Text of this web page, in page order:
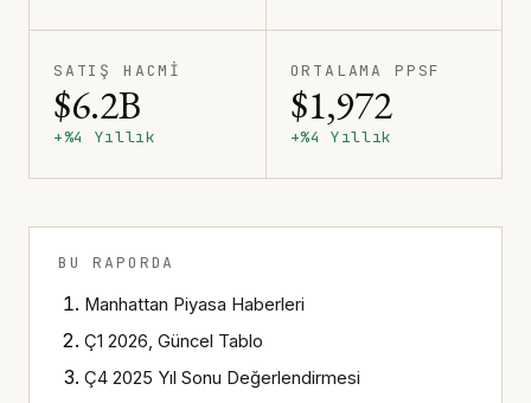
SATIŞ HACMI
$6.2B
+%4 Yıllık
ORTALAMA PPSF
$1,972
+%4 Yıllık
BU RAPORDA
Manhattan Piyasa Haberleri
Ç1 2026, Güncel Tablo
Ç4 2025 Yıl Sonu Değerlendirmesi